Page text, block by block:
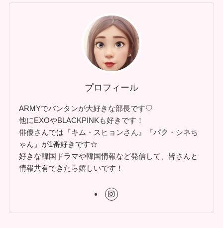
プロフィール
ARMYでバンタンが大好きな部長です♡
他にEXOやBLACKPINKも好きです！
俳優さんでは『キム・スヒョンさん』『パク・シネち
ゃん』が1番好きです☆
好きな韓国ドラマや韓国情報など発信して、皆さんと
情報共有できたら嬉しいです！